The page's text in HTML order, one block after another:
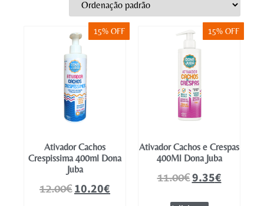
15% OFF
Ativador Cachos
Crespissima 400ml Dona
Juba
12.00€10.20€
15% OFF
Ativador Cachos e Crespas
400Ml Dona Juba
11.00€9.35€